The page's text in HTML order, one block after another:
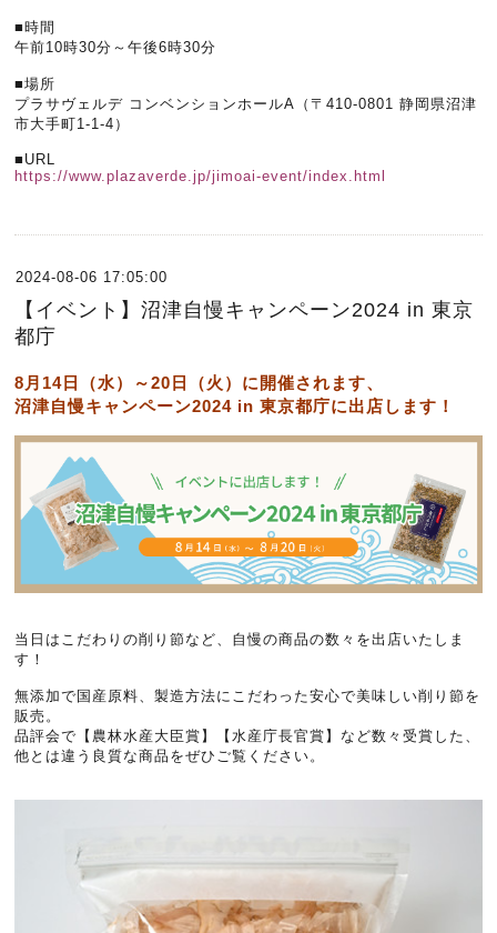
■時間
午前10時30分～午後6時30分
■場所
プラサヴェルデ コンベンションホールA（〒410-0801 静岡県沼津
市大手町1-1-4）
■URL
https://www.plazaverde.jp/jimoai-event/index.html
2024-08-06 17:05:00
【イベント】沼津自慢キャンペーン2024 in 東京
都庁
8月14日（水）～20日（火）に開催されます、
沼津自慢キャンペーン2024 in 東京都庁に出店します！
当日はこだわりの削り節など、自慢の商品の数々を出店いたしま
す！
無添加で国産原料、製造方法にこだわった安心で美味しい削り節を
販売。
品評会で【農林水産大臣賞】【水産庁長官賞】など数々受賞した、
他とは違う良質な商品をぜひご覧ください。